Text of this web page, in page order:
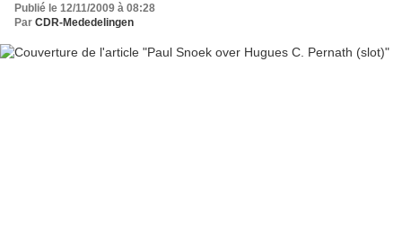
Publié le 12/11/2009 à 08:28
Par CDR-Mededelingen